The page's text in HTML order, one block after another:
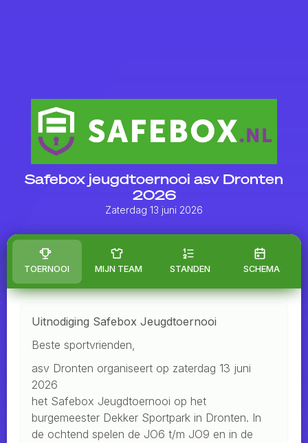
Safebox jeugdtoernooi asv Dronten
2026
Zaterdag 13 juni 2026
TOERNOOI MIJN TEAM STANDEN SCHEMA
Uitnodiging Safebox Jeugdtoernooi
Beste sportvrienden,
asv Dronten organiseert op zaterdag 13 juni
2026
het Safebox Jeugdtoernooi op het
burgemeester Dekker Sportpark in Dronten. In
de ochtend spelen de JO6 t/m JO9 en in de